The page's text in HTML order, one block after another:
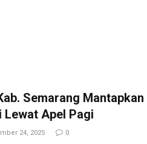
Semarang Mantapkan
Lewat Apel Pagi
24, 2025 0